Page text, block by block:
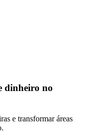
dinheiro no
e transformar áreas